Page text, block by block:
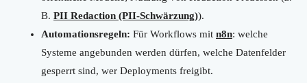
B. PII Redaction (PII-Schwärzung)).
Automationsregeln: Für Workflows mit n8n: welche
Systeme angebunden werden dürfen, welche Datenfelder
gesperrt sind, wer Deployments freigibt.